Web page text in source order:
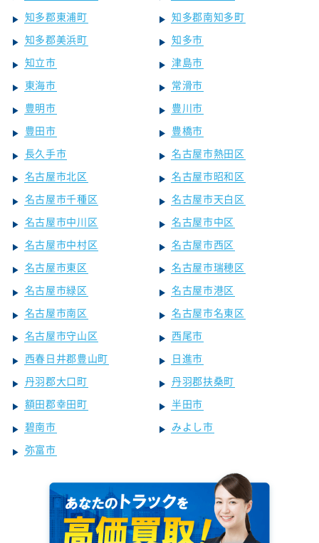
知多郡東浦町
知多郡南知多町
知多郡美浜町
知多市
知立市
津島市
東海市
常滑市
豊明市
豊川市
豊田市
豊橋市
長久手市
名古屋市熱田区
名古屋市北区
名古屋市昭和区
名古屋市千種区
名古屋市天白区
名古屋市中川区
名古屋市中区
名古屋市中村区
名古屋市西区
名古屋市東区
名古屋市瑞穂区
名古屋市緑区
名古屋市港区
名古屋市南区
名古屋市名東区
名古屋市守山区
西尾市
西春日井郡豊山町
日進市
丹羽郡大口町
丹羽郡扶桑町
額田郡幸田町
半田市
碧南市
みよし市
弥富市